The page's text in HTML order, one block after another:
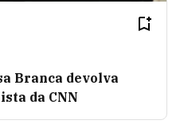
Branca devolva
da CNN